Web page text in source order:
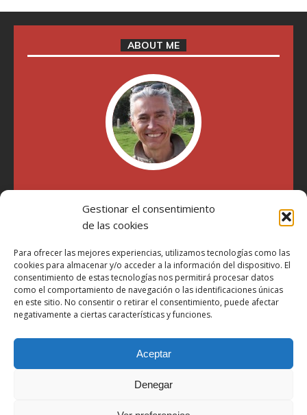
Gestionar el consentimiento
de las cookies
Para ofrecer las mejores experiencias, utilizamos tecnologías como las
cookies para almacenar y/o acceder a la información del dispositivo. El
consentimiento de estas tecnologías nos permitirá procesar datos
como el comportamiento de navegación o las identificaciones únicas
en este sitio. No consentir o retirar el consentimiento, puede afectar
negativamente a ciertas características y funciones.
Aceptar
Denegar
ABOUT ME
"Soy Manel Hospido, nací en Valencia en 1969 y desde el
año 2007 he escrito sobre motos en distintos medios.
Millatrece.com es una apuesta por escribir sobre lo que me
participa"
Aviso Legal
Política de Privacidad
Más Información sobre Cookies